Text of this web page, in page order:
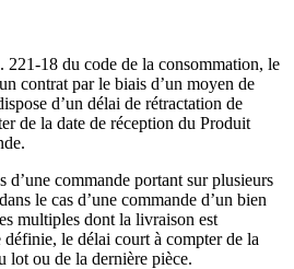
221-18 du code de la consommation, le
contrat par le biais d’un moyen de
d’un délai de rétractation de
de la date de réception du Produit
d’une commande portant sur plusieurs
le cas d’une commande d’un bien
multiples dont la livraison est
le délai court à compter de la
lot ou de la dernière pièce.